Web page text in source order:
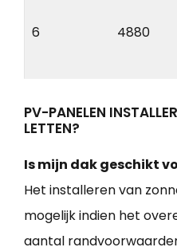
6 4880
PV-PANELEN
LETTEN?
Is mijn dak geschikt
Het installeren van
mogelijk indien het
aantal